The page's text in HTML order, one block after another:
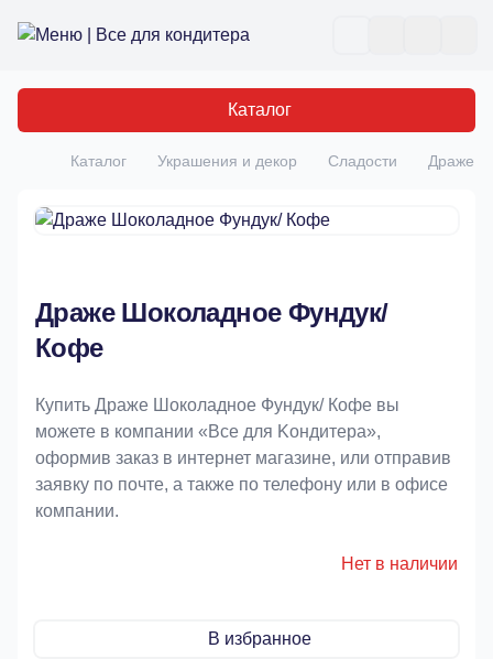
Все для кондитера
Каталог
Главная
Каталог Украшения и декор Сладости Драже
Драже Шоколадное Фундук/
Кофе
Купить Драже Шоколадное Фундук/ Кофе вы
можете в компании «Bce для Koндитeрa»,
оформив заказ в интернет магазине, или отправив
заявку по почте, а также по телефону или в офисе
компании.
Нет в наличии
В избранное